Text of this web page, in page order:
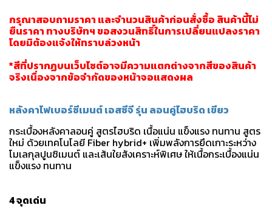
กรุณาสอบถามราคา และจำนวนสินค้าก่อนสั่งซื้อ สินค้านี้ไม่
ยืนราคา ทางบริษัทฯ ขอสงวนสิทธิ์ในการเปลี่ยนแปลงราคา
โดยมิต้องแจ้งให้ทราบล่วงหน้า
*สีที่ปรากฏบนเว็บไซต์อาจมีความแตกต่างจากสีของสินค้า
จริงเนื่องจากข้อจำกัดของหน้าจอแสดงผล
หลังคาไฟเบอร์ซีเมนต์ เอสซีจี รุ่น ลอนคู่ไฮบริด เขียว
กระเบื้องหลังคาลอนคู่ สูตรไฮบริด เนื้อแน่น แข็งแรง ทนทาน สูตร
ใหม่ ด้วยเทคโนโลยี Fiber hybrid+ เพิ่มพลังการยึดเกาะระหว่าง
โมเลกุลปูนซิเมนต์ และเส้นใยสังเคราะห์พิเศษ ให้เนื้อกระเบื้องแน่น
แข็งแรง ทนทาน
4 จุดเด่น